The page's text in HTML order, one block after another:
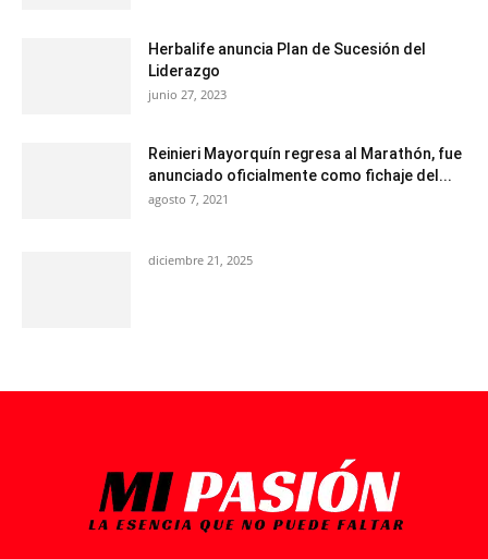
Herbalife anuncia Plan de Sucesión del
Liderazgo
junio 27, 2023
Reinieri Mayorquín regresa al Marathón, fue
anunciado oficialmente como fichaje del...
agosto 7, 2021
diciembre 21, 2025